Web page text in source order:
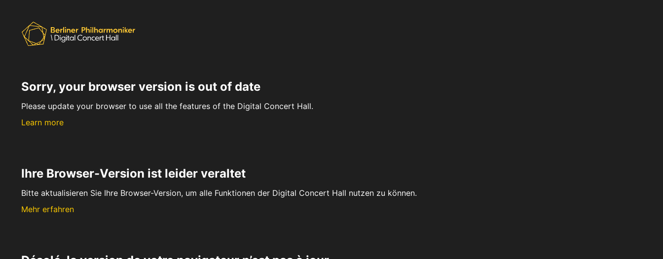
Sorry, your browser version is out of date
Please update your browser to use all the features of the Digital Concert Hall.
Learn more
Ihre Browser-Version ist leider veraltet
Bitte aktualisieren Sie Ihre Browser-Version, um alle Funktionen der Digital Concert Hall nutzen zu können.
Mehr erfahren